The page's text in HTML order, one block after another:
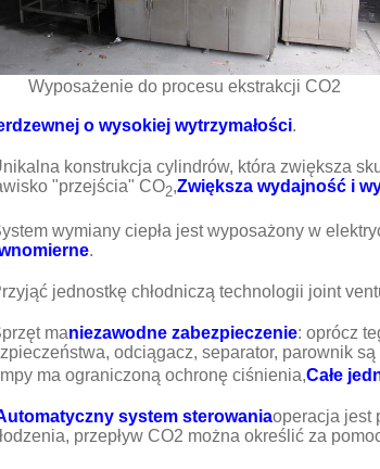
Wyposażenie do procesu ekstrakcji CO2
o wysokiej wytrzymałości.
konstrukcja cylindrów, która zwiększa
"przejścia" CO2,Zwiększa wydajność i
wymiany ciepła jest wyposażony w
.
jednostkę chłodniczą technologii joint
maniezawodne zabezpieczenie: oprócz
odciągacz, separator, parownik
ma ograniczoną ochronę ciśnienia,Całe
system sterowaniaoperacja jest
przepływ CO2 można określić za